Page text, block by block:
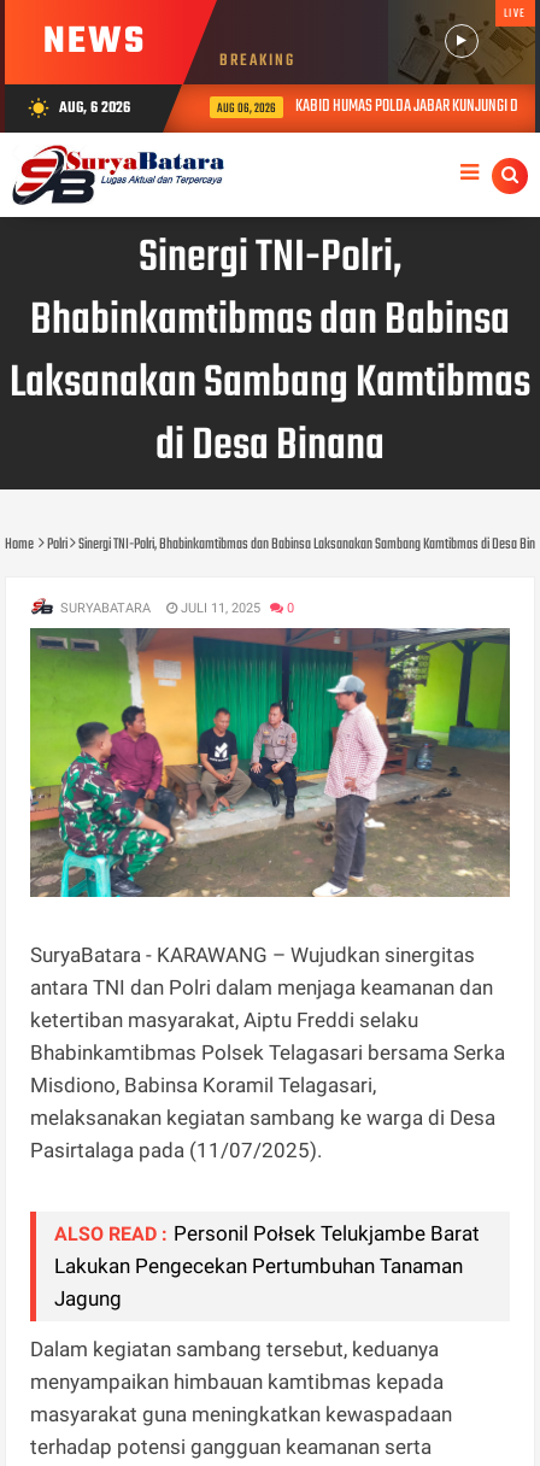
NEWS BREAKING
LIVE
wb_sunny AUG, 6 2026 AUG 06, 2026 KABID HUMAS POLDA JABAR KUNJUNGI DAN
Sinergi TNI-Polri,
Bhabinkamtibmas dan Babinsa
Laksanakan Sambang Kamtibmas
di Desa Binana
Home Polri Sinergi TNI-Polri, Bhabinkamtibmas dan Babinsa Laksanakan Sambang Kamtibmas di Desa
SURYABATARA JULI 11, 2025 0
SuryaBatara - KARAWANG – Wujudkan sinergitas
antara TNI dan Polri dalam menjaga keamanan dan
ketertiban masyarakat, Aiptu Freddi selaku
Bhabinkamtibmas Polsek Telagasari bersama Serka
Misdiono, Babinsa Koramil Telagasari,
melaksanakan kegiatan sambang ke warga di Desa
Pasirtalaga pada (11/07/2025).
ALSO READ : Personil Połsek Telukjambe Barat
Lakukan Pengecekan Pertumbuhan Tanaman
Jagung
Dalam kegiatan sambang tersebut, keduanya
menyampaikan himbauan kamtibmas kepada
masyarakat guna meningkatkan kewaspadaan
terhadap potensi gangguan keamanan serta